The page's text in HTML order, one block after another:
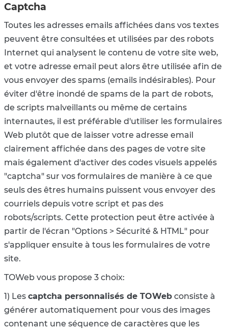
Captcha
Toutes les adresses emails affichées dans vos textes
peuvent être consultées et utilisées par des robots
Internet qui analysent le contenu de votre site web,
et votre adresse email peut alors être utilisée afin de
vous envoyer des spams (emails indésirables). Pour
éviter d'être inondé de spams de la part de robots,
de scripts malveillants ou même de certains
internautes, il est préférable d'utiliser les formulaires
Web plutôt que de laisser votre adresse email
clairement affichée dans des pages de votre site
mais également d'activer des codes visuels appelés
"captcha" sur vos formulaires de manière à ce que
seuls des êtres humains puissent vous envoyer des
courriels depuis votre script et pas des
robots/scripts. Cette protection peut être activée à
partir de l'écran "Options > Sécurité & HTML" pour
s'appliquer ensuite à tous les formulaires de votre
site.
TOWeb vous propose 3 choix:
1) Les captcha personnalisés de TOWeb consiste à
générer automatiquement pour vous des images
contenant une séquence de caractères que les